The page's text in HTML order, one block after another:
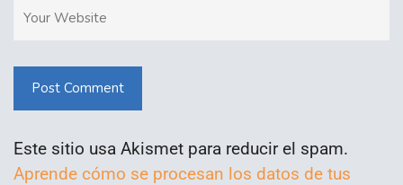
Post Comment
Este sitio usa Akismet para reducir el spam.
Aprende cómo se procesan los datos de tus